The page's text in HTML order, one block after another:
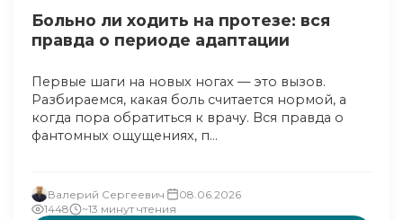
Больно ли ходить на протезе: вся
правда о периоде адаптации
Первые шаги на новых ногах — это вызов.
Разбираемся, какая боль считается нормой, а
когда пора обратиться к врачу. Вся правда о
фантомных ощущениях, п...
Валерий Сергеевич
08.06.2026
1448
~13 минут чтения